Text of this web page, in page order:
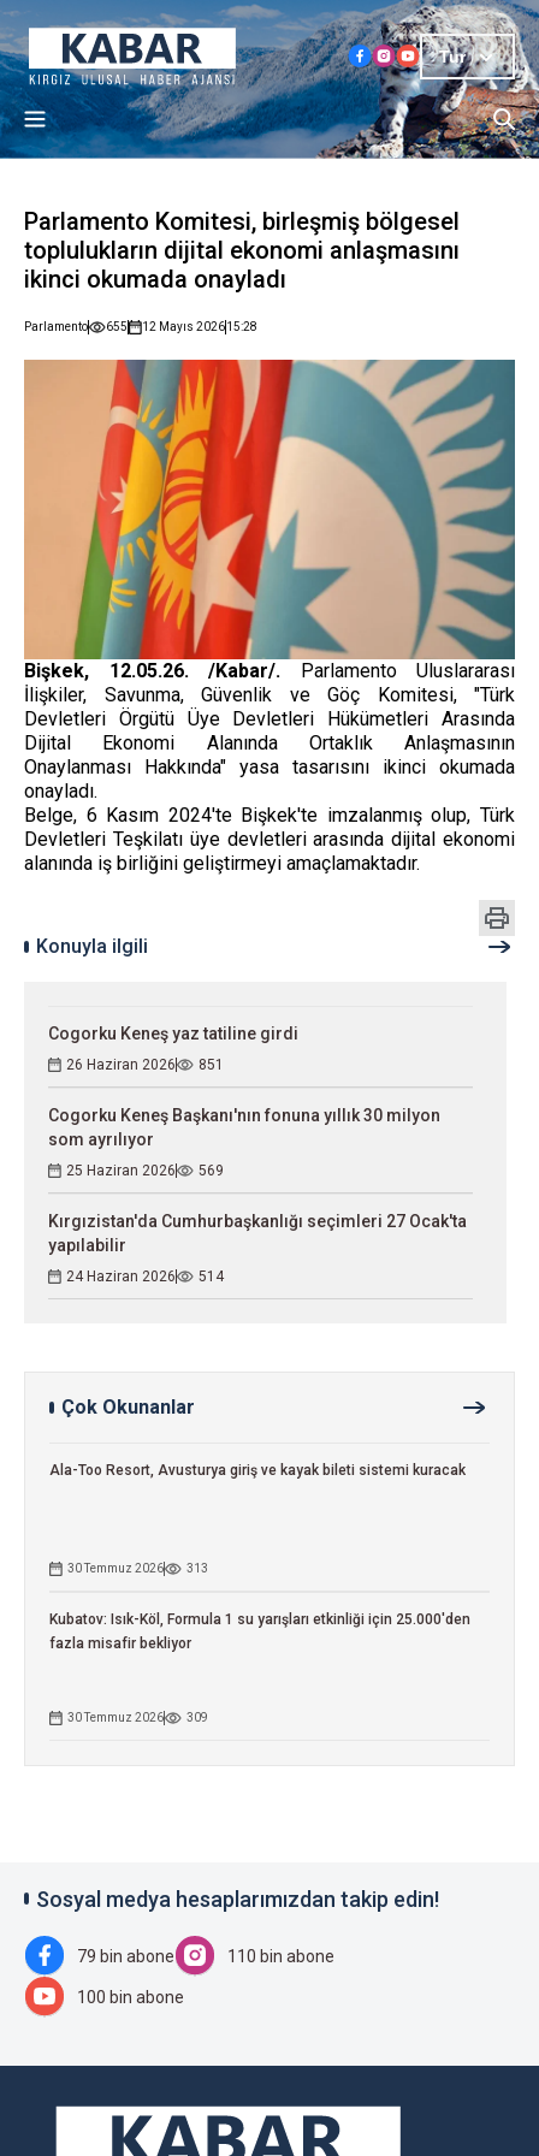
Tur
Parlamento Komitesi, birleşmiş bölgesel
toplulukların dijital ekonomi anlaşmasını
ikinci okumada onayladı
Parlamento 655 12 Mayıs 202615:28
Bişkek, 12.05.26. /Kabar/. Parlamento Uluslararası
İlişkiler, Savunma, Güvenlik ve Göç Komitesi, "Türk
Devletleri Örgütü Üye Devletleri Hükümetleri Arasında
Dijital Ekonomi Alanında Ortaklık Anlaşmasının
Onaylanması Hakkında" yasa tasarısını ikinci okumada
onayladı.
Belge, 6 Kasım 2024'te Bişkek'te imzalanmış olup, Türk
Devletleri Teşkilatı üye devletleri arasında dijital ekonomi
alanında iş birliğini geliştirmeyi amaçlamaktadır.
Konuyla ilgili
Cogorku Keneş yaz tatiline girdi
26 Haziran 2026 851
Cogorku Keneş Başkanı'nın fonuna yıllık 30 milyon
som ayrılıyor
25 Haziran 2026 569
Kırgızistan'da Cumhurbaşkanlığı seçimleri 27 Ocak'ta
yapılabilir
24 Haziran 2026 514
Çok Okunanlar
Ala-Too Resort, Avusturya giriş ve kayak bileti sistemi kuracak
30 Temmuz 2026 313
Kubatov: Isık-Köl, Formula 1 su yarışları etkinliği için 25.000'den
fazla misafir bekliyor
30 Temmuz 2026 309
Sosyal medya hesaplarımızdan takip edin!
79 bin abone 110 bin abone
100 bin abone